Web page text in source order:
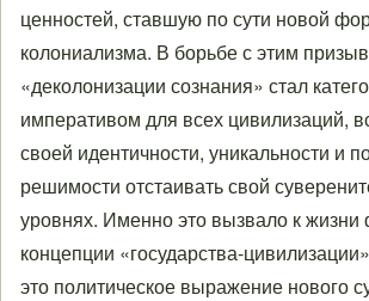
ценностей, ставшую по сути новой
колониализма. В борьбе с этим
«деколонизации сознания» стал
императивом для всех цивилизаций,
своей идентичности, уникальности и
решимости отстаивать свой
уровнях. Именно это вызвало к жизни
концепции «государства-
это политическое выражение нового